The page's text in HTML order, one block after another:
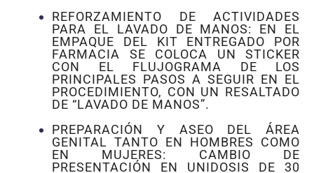
REFORZAMIENTO DE ACTIVIDADES
PARA EL LAVADO DE MANOS: EN EL
EMPAQUE DEL KIT ENTREGADO POR
FARMACIA SE COLOCA UN STICKER
CON EL FLUJOGRAMA DE LOS
PRINCIPALES PASOS A SEGUIR EN EL
PROCEDIMIENTO, CON UN RESALTADO
DE “LAVADO DE MANOS”.
PREPARACIÓN Y ASEO DEL ÁREA
GENITAL TANTO EN HOMBRES COMO
EN MUJERES: CAMBIO DE
PRESENTACIÓN EN UNIDOSIS DE 30